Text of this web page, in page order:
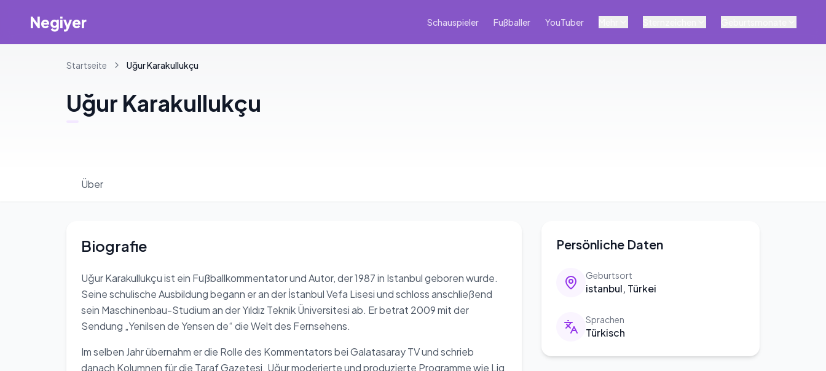
Negiyer Schauspieler Fußballer YouTuber
Startseite UğurKarakullukçu
Uğur Karakullukçu
Über
Persönliche Daten
Geburtsort
istanbul, Türkei
Sprachen
Türkisch
Biografie
Uğur Karakullukçu ist ein Fußballkommentator und Autor, der 1987 in Istanbul geboren wurde.
Seine schulische Ausbildung begann er an der İstanbul Vefa Lisesi und schloss anschließend
sein Maschinenbau-Studium an der Yıldız Teknik Üniversitesi ab. Er betrat 2009 mit der
Sendung „Yenilsen de Yensen de“ die Welt des Fernsehens.
Im selben Jahr übernahm er die Rolle des Kommentators bei Galatasaray TV und schrieb
danach Kolumnen für die Taraf Gazetesi. Uğur moderierte und produzierte Programme wie Lig